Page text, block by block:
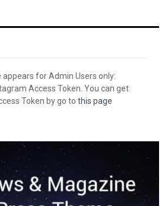
appears for Admin Users only:
Access Token. You can get
Token by go to this page